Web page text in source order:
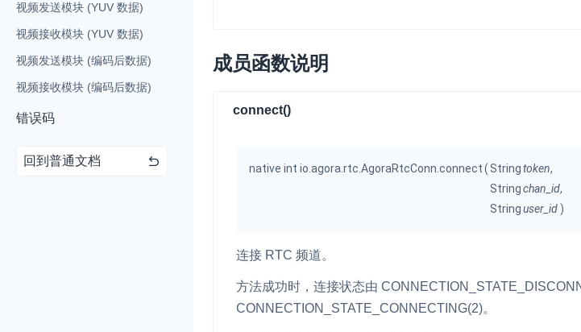
真、自然流畅的实时语音对话
集成实时通信技术，实现更强的实时音视
实时消息
即时通讯 IM
全球化的即时聊天云服务。
旁路
云端
视频发送模块 (YUV 数据)
视频接收模块 (YUV 数据)
视频发送模块 (编码后数据)
视频接收模块 (编码后数据)
错误码
回到普通文档
成员函数说明
connect()
native int io.agora.rtc.AgoraRtcConn.connect( Stringtoken,
Stringchan_id,
Stringuser_id )
连接 RTC 频道。
方法成功时，连接状态由
CONNECTION_STATE_CONNECTING(2)。